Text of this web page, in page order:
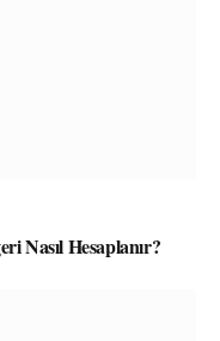
Nasıl Hesaplanır?